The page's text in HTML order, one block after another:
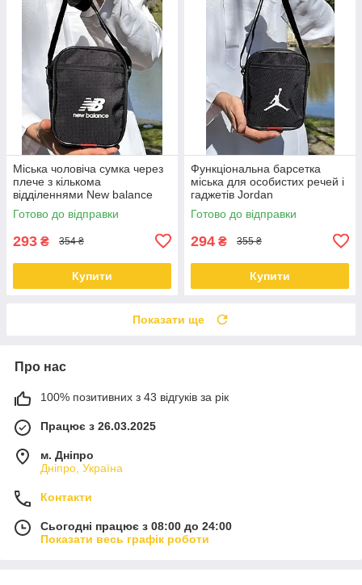
Міська чоловіча сумка через
плече з кількома
відділеннями New balance
Готово до відправки
293 ₴ 354 ₴
Купити
Функціональна барсетка
міська для особистих речей і
гаджетів Jordan
Готово до відправки
294 ₴ 355 ₴
Купити
Показати ще
Про нас
100% позитивних з 43 відгуків за рік
Працює з 26.03.2025
м. Дніпро
Дніпро, Україна
Контакти
Сьогодні працює з 08:00 до 24:00
Показати весь графік роботи